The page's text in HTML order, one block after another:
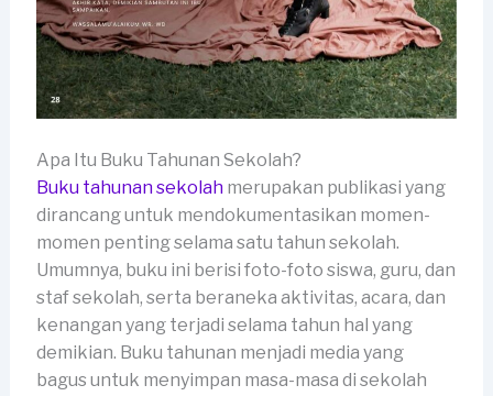
Apa Itu Buku Tahunan Sekolah?
Buku tahunan sekolahmerupakan publikasi yang
dirancang untuk mendokumentasikan momen-
momen penting selama satu tahun sekolah.
Umumnya, buku ini berisi foto-foto siswa, guru, dan
staf sekolah, serta beraneka aktivitas, acara, dan
kenangan yang terjadi selama tahun hal yang
demikian. Buku tahunan menjadi media yang
bagus untuk menyimpan masa-masa di sekolah